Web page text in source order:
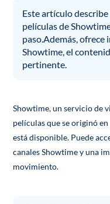
Este artículo
películas de
paso.Además, ofrece
Showtime, el
pertinente.
Showtime, un servicio de
películas que se originó
está disponible. Puede
canales Showtime y una
movimiento.